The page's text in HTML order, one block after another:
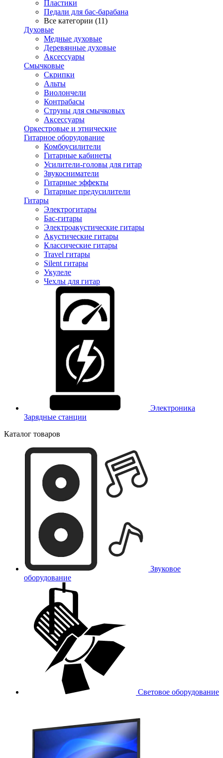
Пластики
Педали для бас-барабана
Все категории (11)
Духовые
Медные духовые
Деревянные духовые
Аксессуары
Смычковые
Скрипки
Альты
Виолончели
Контрабасы
Струны для смычковых
Аксеcсуары
Оркестровые и этнические
Гитарное оборудование
Комбоусилители
Гитарные кабинеты
Усилители-головы для гитар
Звукосниматели
Гитарные эффекты
Гитарные предусилители
Гитары
Электрогитары
Бас-гитары
Электроакустические гитары
Акустические гитары
Классические гитары
Travel гитары
Silent гитары
Укулеле
Чехлы для гитар
Электроника
Зарядные станции
Каталог товаров
Звуковое
оборудование
Световое оборудование